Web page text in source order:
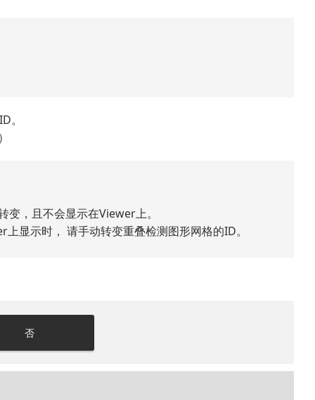
。
，且不会显示在Viewer上。
显示时， 请手动转变重叠检测图形网格的ID。
否